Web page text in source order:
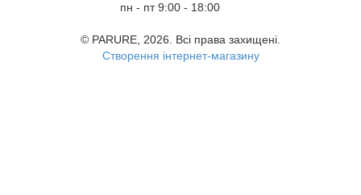
пн - пт 9:00 - 18:00
© PARURE, 2026. Всі права захищені.
Створення інтернет-магазину